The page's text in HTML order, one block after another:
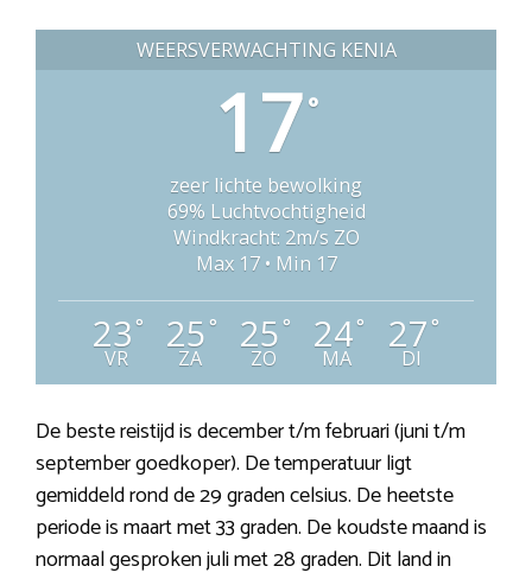
WEERSVERWACHTING KENIA
17°
zeer lichte bewolking
69% Luchtvochtigheid
Windkracht: 2m/s ZO
Max 17 • Min 17
23°
VR
25°
ZA
25°
ZO
24°
MA
27°
DI
De beste reistijd is december t/m februari (juni t/m
september goedkoper). De temperatuur ligt
gemiddeld rond de 29 graden celsius. De heetste
periode is maart met 33 graden. De koudste maand is
normaal gesproken juli met 28 graden. Dit land in